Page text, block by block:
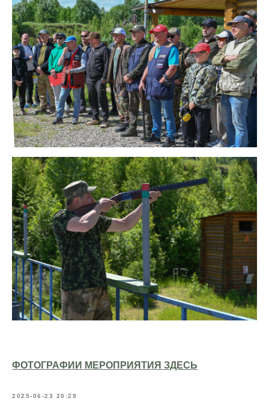
ФОТОГРАФИИ МЕРОПРИЯТИЯ ЗДЕСЬ
2025-06-23 20:29